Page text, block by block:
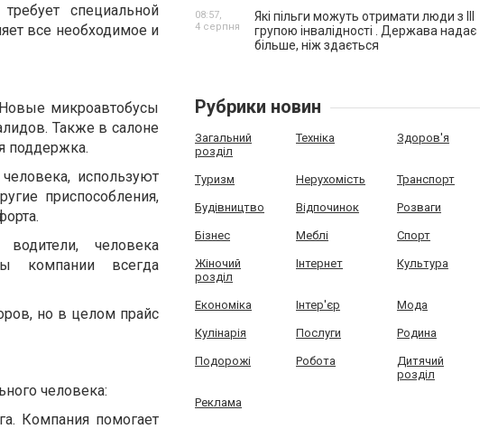
специальной
все необходимое и
микроавтобусы
Также в салоне
поддержка.
используют
приспособления,
человека
компании всегда
но в целом прайс
человека:
Компания помогает
Які пільги можуть отримати люди з III
групою інвалідності . Держава надає
більше, ніж здається
08:57,
4 серпня
Рубрики новин
Загальний
розділ
Техніка Здоров'я
Туризм Нерухомість Транспорт
Будівництво Відпочинок Розваги
Бізнес Меблі Спорт
Жіночий
розділ
Інтернет Культура
Економіка Інтер'єр Мода
Кулінарія Послуги Родина
Подорожі Робота
Дитячий
розділ
Реклама